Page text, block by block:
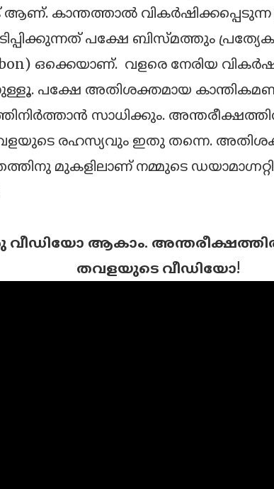
ആണ്. കാന്തത്താല്‍
പക്ഷേ ബിസ്മത്തും
ഒക്കെയാണ്. വളരെ നേരിയ
പക്ഷേ അതിശക്തമായ
സാധിക്കും.
രഹസ്യവും ഇതു തന്നെ.
മുകളിലാണ് നമ്മുടെ
വീഡിയോ ആകാം.
തവളയുടെ വീഡിയോ!